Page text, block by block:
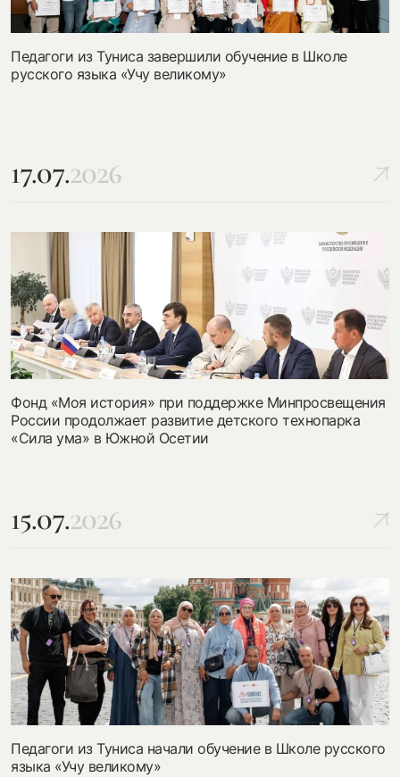
Педагоги из Туниса завершили обучение в Школе
русского языка «Учу великому»
17.07.2026
Фонд «Моя история» при поддержке Минпросвещения
России продолжает развитие детского технопарка
«Сила ума» в Южной Осетии
15.07.2026
Педагоги из Туниса начали обучение в Школе русского
языка «Учу великому»